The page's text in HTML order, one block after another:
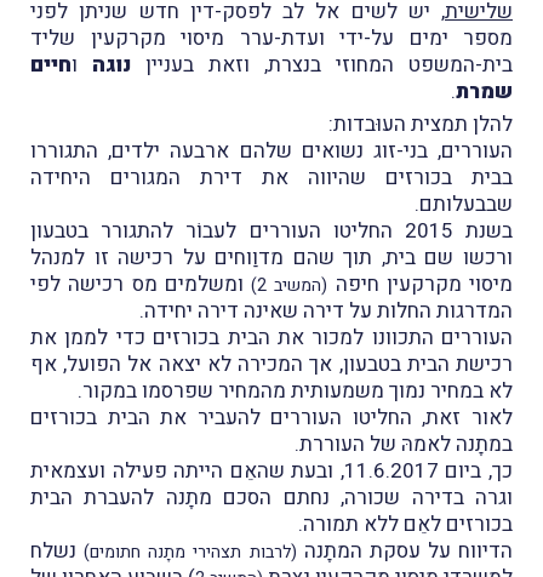
שלישית, יש לשים אל לב לפסק-דין חדש שניתן לפני
מספר ימים על-ידי ועדת-ערר מיסוי מקרקעין שליד
בית-המשפט המחוזי בנצרת, וזאת בעניין נוגה וחיים
שמרת.
להלן תמצית העוּבדות:
העוררים, בני-זוג נשואים שלהם ארבעה ילדים, התגוררו
בבית בכורזים שהיווה את דירת המגורים היחידה
שבבעלותם.
בשנת 2015 החליטו העוררים לעבוֹר להתגורר בטבעון
ורכשו שם בית, תוך שהם מדוַוחים על רכישה זו למנהל
מיסוי מקרקעין חיפה (המשיב 2)
ומשלמים מס רכישה לפי
המדרגות החלות על דירה שאינה דירה יחידה.
העוררים התכוונו למכור את הבית בכורזים כדי לממן את
רכישת הבית בטבעון, אך המכירה לא יצאה אל הפועל, אף
לא במחיר נמוך משמעותית מהמחיר שפרסמו במקור.
לאור זאת, החליטו העוררים להעביר את הבית בכורזים
במתָנה לאמהּ של העוררת.
כך, ביום 11.6.2017, ובעת שהאֵם הייתה פעילה ועצמאית
וגרה בדירה שכורה, נחתם הסכם מתָנה להעברת הבית
בכורזים לאֵם ללא תמורה.
הדיווח על עסקת המתָנה (לרבות תצהירי מתָנה חתומים)נשלח